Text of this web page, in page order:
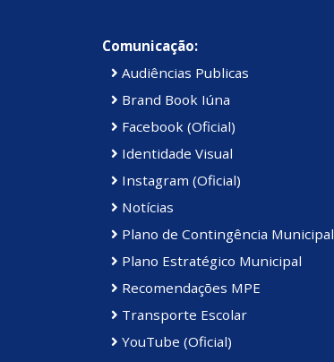
Comunicação:
Audiências Publicas
Brand Book Iúna
Facebook (Oficial)
Identidade Visual
Instagram (Oficial)
Notícias
Plano de Contingência Municipal
Plano Estratégico Municipal
Recomendações MPE
Transporte Escolar
YouTube (Oficial)